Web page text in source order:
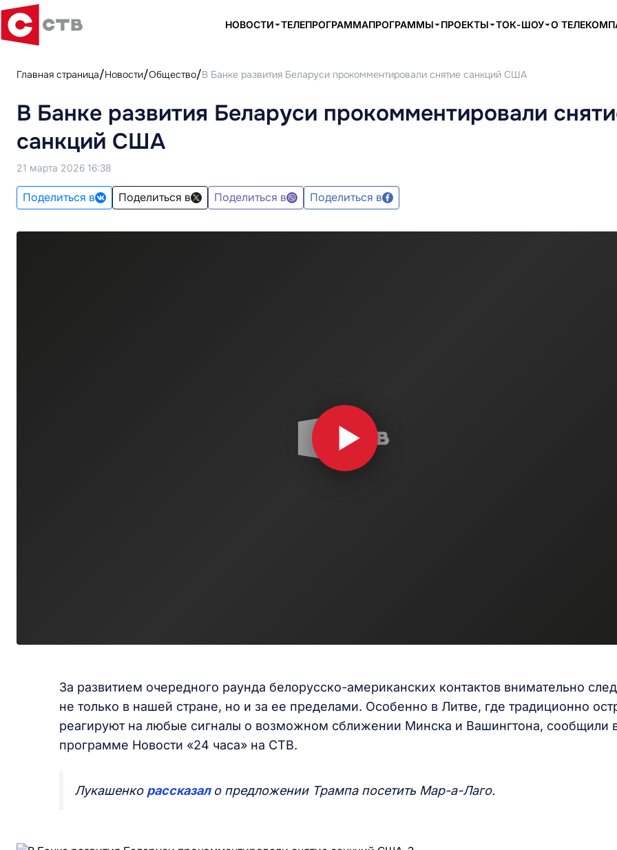
НОВОСТИ ТЕЛЕПРОГРАММАПРОГРАММЫ ПРОЕКТЫ ТОК-ШОУ О
Главная страница Новости Общество В Банке развития Беларуси прокомментировали снятие санкций США
В Банке развития Беларуси прокомментировали
санкций США
21 марта 2026 16:38
Поделиться в Поделиться в Поделиться в Поделиться в
За развитием очередного раунда белорусско-американских контактов внимательно
не только в нашей стране, но и за ее пределами. Особенно в Литве, где традиционно
реагируют на любые сигналы о возможном сближении Минска и Вашингтона, сообщили
программе Новости «24 часа» на СТВ.
Лукашенко рассказал о предложении Трампа посетить Мар-а-Лаго.